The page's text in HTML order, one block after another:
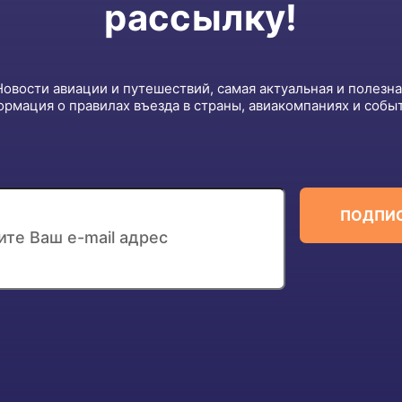
рассылку!
авиации и путешествий, самая актуальная и
о правилах въезда в страны, авиакомпаниях и